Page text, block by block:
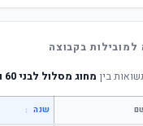
למובילות בקבוצה
בין מחוג מסלול לבני 60 ומעלה
שנה ↕